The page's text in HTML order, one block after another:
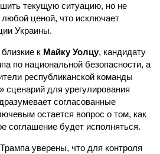
текущую ситуацию, но не
ценой, что исключает
Украины.
к Майку Уолцу, кандидату
по национальной безопасности, а
республиканской команды
сценарий для урегулирования
согласованные
остается вопрос о том, как
соглашение будет исполняться.
уверены, что для контроля